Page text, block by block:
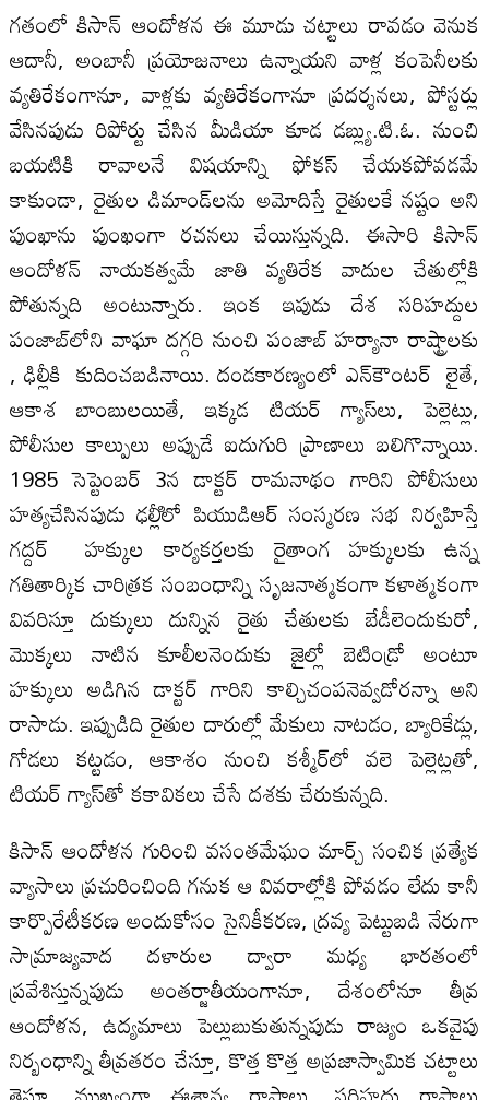
గతంలో కిసాన్‌ ఆందోళన ఈ మూడు చట్టాలు రావడం వెనుక
ఆదానీ, అంబానీ ప్రయోజనాలు ఉన్నాయని వాళ్ల కంపెనీలకు
వ్యతిరేకంగానూ, వాళ్లకు వ్యతిరేకంగానూ ప్రదర్శనలు, పోస్టర్లు
వేసినపుడు రిపోర్టు చేసిన మీడియా కూడ డబ్ల్యు.టి.ఓ. నుంచి
బయటికి రావాలనే విషయాన్ని ఫోకస్‌ చేయకపోవడమే
కాకుండా, రైతుల డిమాండ్‌లను అమోదిస్తే రైతులకే నష్టం అని
పుంఖాను పుంఖంగా రచనలు చేయిస్తున్నది. ఈసారి కిసాన్‌
ఆందోళన్‌ నాయకత్వమే జాతి వ్యతిరేక వాదుల చేతుల్లోకి
పోతున్నది అంటున్నారు. ఇంక ఇపుడు దేశ సరిహద్దుల
పంజాబ్‌లోని వాఘా దగ్గరి నుంచి పంజాబ్‌ హర్యానా రాష్ట్రాలకు
, ఢిల్లీకి కుదించబడినాయి. దండకారణ్యంలో ఎన్‌కౌంటర్‌ లైతే,
ఆకాశ బాంబులయితే, ఇక్కడ టియర్‌ గ్యాస్‌లు, పెల్లెట్లు,
పోలీసుల కాల్పులు అప్పుడే ఐదుగురి ప్రాణాలు బలిగొన్నాయి.
1985 సెప్టెంబర్‌ 3న డాక్టర్‌ రామనాథం గారిని పోలీసులు
హత్యచేసినపుడు ఢల్లీిలో పియుడిఆర్‌ సంస్మరణ సభ నిర్వహిస్తే
గద్దర్‌ హక్కుల కార్యకర్తలకు రైతాంగ హక్కులకు ఉన్న
గతితార్కిక చారిత్రక సంబంధాన్ని సృజనాత్మకంగా కళాత్మకంగా
వివరిస్తూ దుక్కులు దున్నిన రైతు చేతులకు బేడీలెందుకురో,
మొక్కలు నాటిన కూలీలనెందుకు జైల్లో బెటిండ్రో అంటూ
హక్కులు అడిగిన డాక్టర్‌ గారిని కాల్చిచంపనెవ్వడోరన్నా అని
రాసాడు. ఇప్పుడిది రైతుల దారుల్లో మేకులు నాటడం, బ్యారికేడ్లు,
గోడలు కట్టడం, ఆకాశం నుంచి కశ్మీర్‌లో వలె పెల్లెట్లతో,
టియర్‌ గ్యాస్‌తో కకావికలు చేసే దశకు చేరుకున్నది.
కిసాన్‌ ఆందోళన గురించి వసంతమేఘం మార్చ్‌ సంచిక ప్రత్యేక
వ్యాసాలు ప్రచురించింది గనుక ఆ వివరాల్లోకి పోవడం లేదు కానీ
కార్పొరేటీకరణ అందుకోసం సైనికీకరణ, ద్రవ్య పెట్టుబడి నేరుగా
సామ్రాజ్యవాద దళారుల ద్వారా మధ్య భారతంలో
ప్రవేశిస్తున్నపుడు అంతర్జాతీయంగానూ, దేశంలోనూ తీవ్ర
ఆందోళన, ఉద్యమాలు పెల్లుబుకుతున్నపుడు రాజ్యం ఒకవైపు
నిర్బంధాన్ని తీవ్రతరం చేస్తూ, కొత్త కొత్త అప్రజాస్వామిక చట్టాలు